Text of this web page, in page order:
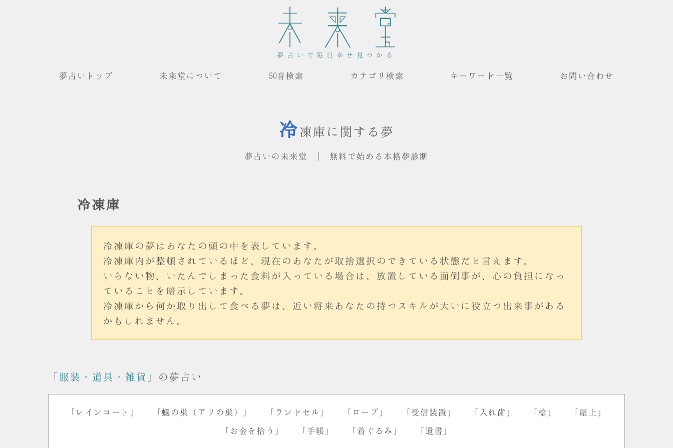
夢占いで毎日幸せ見つかる
夢占いトップ 未来堂について 50音検索 カテゴリ検索 キーワード一覧 お問い合わせ
冷凍庫に関する夢
夢占いの未来堂 | 無料で始める本格夢診断
冷凍庫
冷凍庫の夢はあなたの頭の中を表しています。
冷凍庫内が整頓されているほど、現在のあなたが取捨選択のできている状態だと言えます。
いらない物、いたんでしまった食料が入っている場合は、放置している面倒事が、心の負担になっ
ていることを暗示しています。
冷凍庫から何か取り出して食べる夢は、近い将来あなたの持つスキルが大いに役立つ出来事がある
かもしれません。
「 服装・道具・雑貨 」の夢占い
「レインコート」 「蟻の巣（アリの巣）」 「ランドセル」 「ロープ」 「受信装置」 「入れ歯」 「槍」 「屋上」
「お金を拾う」 「手帳」 「着ぐるみ」 「遺書」